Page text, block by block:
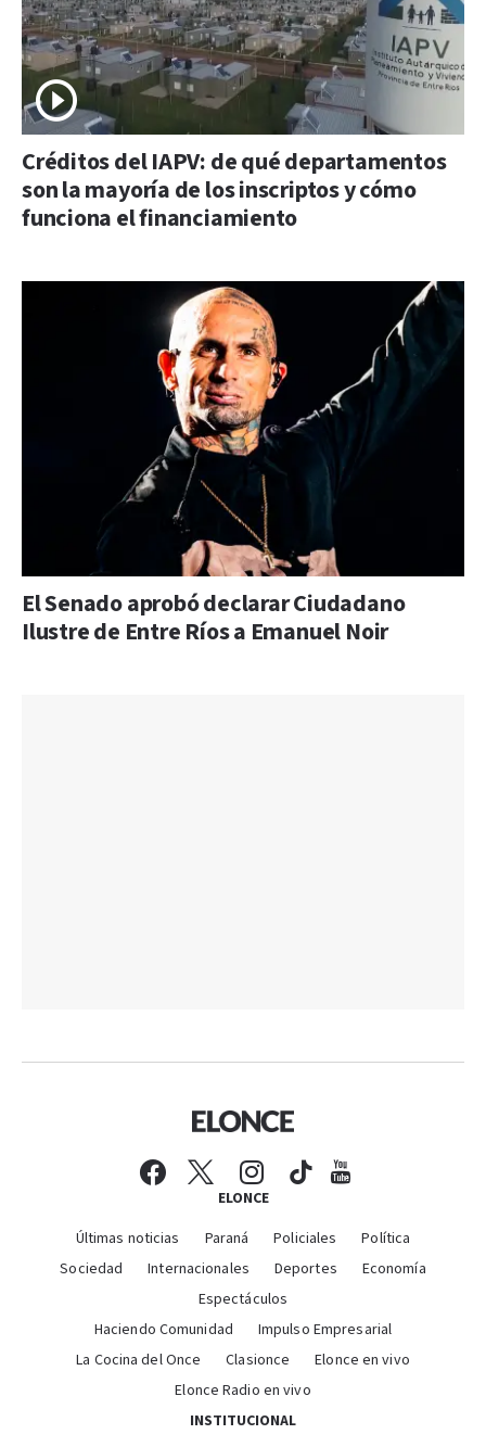
Créditos del IAPV: de qué departamentos
son la mayoría de los inscriptos y cómo
funciona el financiamiento
El Senado aprobó declarar Ciudadano
Ilustre de Entre Ríos a Emanuel Noir
ELONCE
Últimas noticias Paraná Policiales
Política
Sociedad
Internacionales Deportes
Economía
Espectáculos
Haciendo Comunidad
Impulso Empresarial
La Cocina del Once
Clasionce
Elonce en vivo
Elonce Radio en vivo
INSTITUCIONAL